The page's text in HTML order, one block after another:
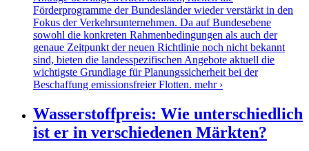
Förderprogramme der Bundesländer wieder verstärkt in den
Fokus der Verkehrsunternehmen. Da auf Bundesebene
sowohl die konkreten Rahmenbedingungen als auch der
genaue Zeitpunkt der neuen Richtlinie noch nicht bekannt
sind, bieten die landesspezifischen Angebote aktuell die
wichtigste Grundlage für Planungssicherheit bei der
Beschaffung emissionsfreier Flotten. mehr ›
Wasserstoffpreis: Wie unterschiedlich
ist er in verschiedenen Märkten?